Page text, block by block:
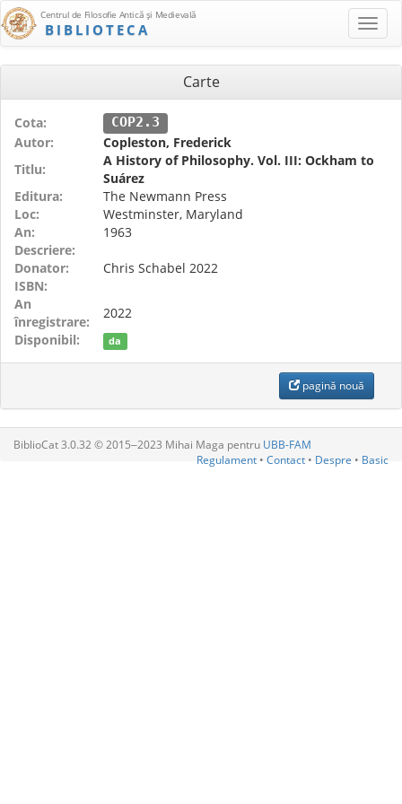
Centrul de Filosofie Antică şi Medievală
BIBLIOTECA
Carte
Cota: COP2.3
Autor:
Copleston, Frederick
Titlu:
A History of Philosophy. Vol. III: Ockham to
Suárez
Editura:
The Newmann Press
Loc:
Westminster, Maryland
An:
1963
Descriere:
Donator:
Chris Schabel 2022
ISBN:
An
înregistrare:
2022
Disponibil:
da
pagină nouă
BiblioCat 3.0.32 © 2015‒2023 Mihai Maga pentru UBB-FAM
Regulament • Contact • Despre • Basic